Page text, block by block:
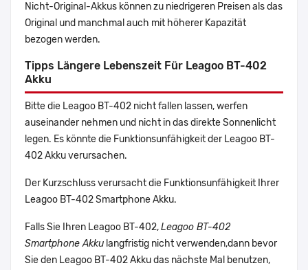
Nicht-Original-Akkus können zu niedrigeren Preisen als das
Original und manchmal auch mit höherer Kapazität
bezogen werden.
Tipps Längere Lebenszeit Für Leagoo BT-402
Akku
Bitte die Leagoo BT-402 nicht fallen lassen, werfen
auseinander nehmen und nicht in das direkte Sonnenlicht
legen. Es könnte die Funktionsunfähigkeit der Leagoo BT-
402 Akku verursachen.
Der Kurzschluss verursacht die Funktionsunfähigkeit Ihrer
Leagoo BT-402 Smartphone Akku.
Falls Sie Ihren Leagoo BT-402,Leagoo BT-402
Smartphone Akku langfristig nicht verwenden,dann bevor
Sie den Leagoo BT-402 Akku das nächste Mal benutzen,